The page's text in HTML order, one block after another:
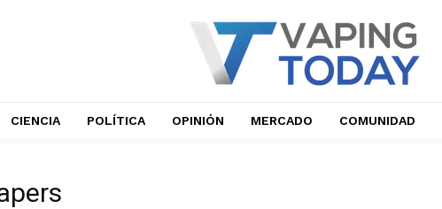
CIENCIA POLÍTICA OPINIÓN MERCADO COMUNIDAD